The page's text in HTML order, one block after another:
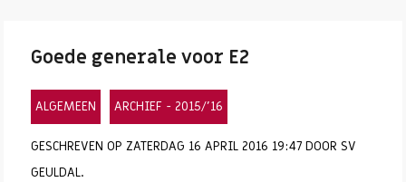
Goede generale voor E2
ALGEMEEN ARCHIEF - 2015/'16
GESCHREVEN OP ZATERDAG 16 APRIL 2016 19:47 DOOR SV
GEULDAL.